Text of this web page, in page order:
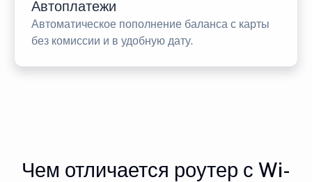
Автоплатежи
Автоматическое пополнение баланса с карты
без комиссии и в удобную дату.
Чем отличается роутер с Wi-